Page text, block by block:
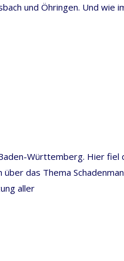
und Öhringen. Und
Württemberg. Hier fiel
das Thema
aller